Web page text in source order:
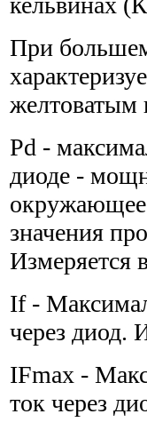
При
желтоватым
Pd -
диоде -
окружающее
значения
Измеряется
If -
через диод.
IFmax -
ток через